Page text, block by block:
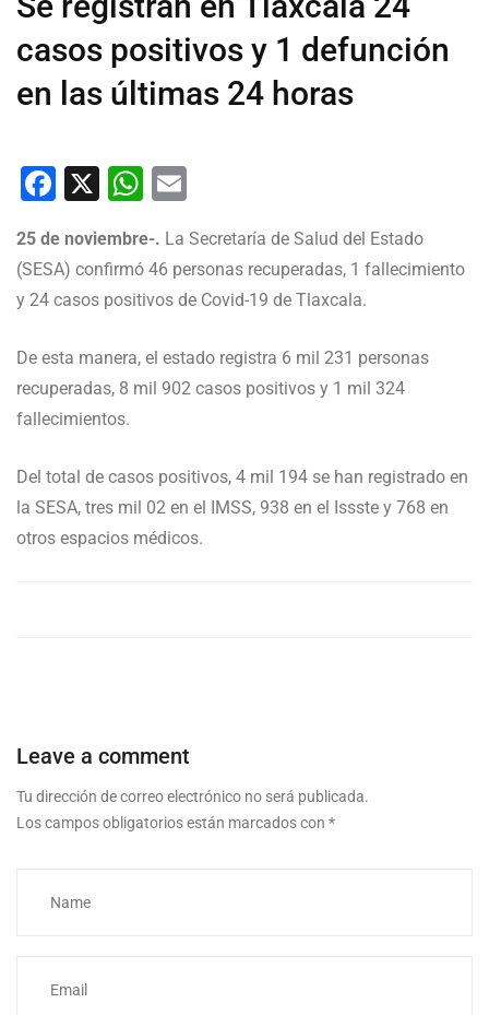
casos positivos y 1 defunción
en las últimas 24 horas
Facebook
X WhatsApp
25 de noviembre-. La Secretaría de Salud del Estado
(SESA) confirmó 46 personas recuperadas, 1 fallecimiento
y 24 casos positivos de Covid-19 de Tlaxcala.
De esta manera, el estado registra 6 mil 231 personas
recuperadas, 8 mil 902 casos positivos y 1 mil 324
fallecimientos.
Del total de casos positivos, 4 mil 194 se han registrado en
la SESA, tres mil 02 en el IMSS, 938 en el Issste y 768 en
otros espacios médicos.
Leave a comment
Tu dirección de correo electrónico no será publicada.
Los campos obligatorios están marcados con *